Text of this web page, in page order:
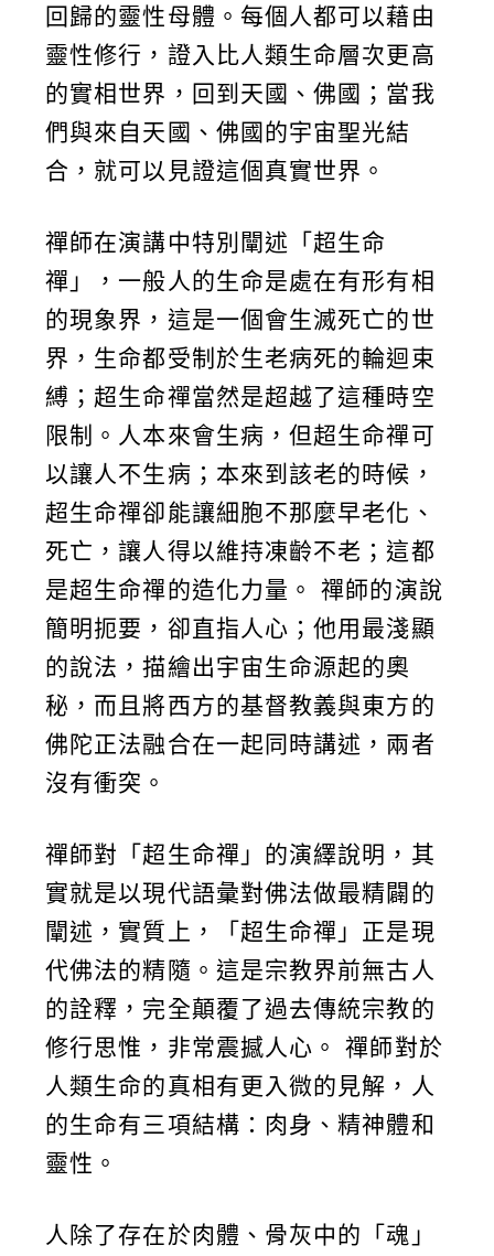
回歸的靈性母體。每個人都可以藉由
靈性修行，證入比人類生命層次更高
的實相世界，回到天國、佛國；當我
們與來自天國、佛國的宇宙聖光結
合，就可以見證這個真實世界。
禪師在演講中特別闡述「超生命
禪」，一般人的生命是處在有形有相
的現象界，這是一個會生滅死亡的世
界，生命都受制於生老病死的輪迴束
縛；超生命禪當然是超越了這種時空
限制。人本來會生病，但超生命禪可
以讓人不生病；本來到該老的時候，
超生命禪卻能讓細胞不那麼早老化、
死亡，讓人得以維持凍齡不老；這都
是超生命禪的造化力量。 禪師的演說
簡明扼要，卻直指人心；他用最淺顯
的說法，描繪出宇宙生命源起的奧
秘，而且將西方的基督教義與東方的
佛陀正法融合在一起同時講述，兩者
沒有衝突。
禪師對「超生命禪」的演繹說明，其
實就是以現代語彙對佛法做最精闢的
闡述，實質上，「超生命禪」正是現
代佛法的精隨。這是宗教界前無古人
的詮釋，完全顛覆了過去傳統宗教的
修行思惟，非常震撼人心。 禪師對於
人類生命的真相有更入微的見解，人
的生命有三項結構：肉身、精神體和
靈性。
人除了存在於肉體、骨灰中的「魂」